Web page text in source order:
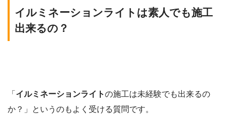
イルミネーションライトは素人でも施工
出来るの？
「 イルミネーションライトの施工は未経験でも出来るの
か？」というのもよく受ける質問です。